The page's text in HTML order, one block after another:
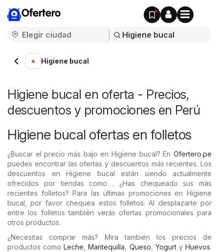
Ofertero
Higiene bucal
Higiene bucal en oferta - Precios,
descuentos y promociones en Perú
Higiene bucal ofertas en folletos
¿Buscar el precio más bajo en Higiene bucal? En Ofertero.pe
puedes encontrar las ofertas y descuentos más recientes. Los
descuentos en Higiene bucal están siendo actualmente
ofrecidos por tiendas como . ¿Has chequeado sus más
recientes folletos? Para las últimas promociones en Higiene
bucal, por favor chequea estos folletos: Al desplazarte por
entre los folletos también verás ofertas promocionales para
otros productos.
¿Necesitas comprar más? Mira también los precios de
productos comoLeche ,Mantequilla Queso YogurtyHuevos.